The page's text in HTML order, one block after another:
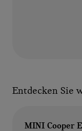
Entdecken Sie
MINI Cooper